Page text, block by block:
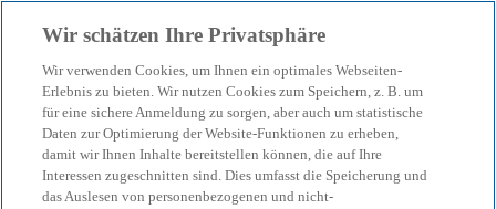
menu search
KPMG Tax News
EuGH:
Wir schätzen Ihre Privatsphäre
Wir verwenden Cookies, um Ihnen ein optimales Webseiten-
Erlebnis zu bieten. Wir nutzen Cookies zum Speichern, z. B. um
für eine sichere Anmeldung zu sorgen, aber auch um statistische
Daten zur Optimierung der Website-Funktionen zu erheben,
damit wir Ihnen Inhalte bereitstellen können, die auf Ihre
Interessen zugeschnitten sind. Dies umfasst die Speicherung und
das Auslesen von personenbezogenen und nicht-